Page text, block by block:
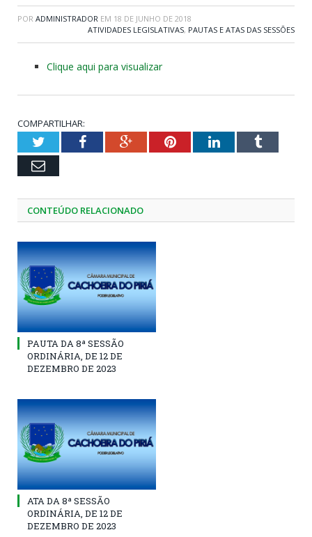
POR ADMINISTRADOR EM 18 DE JUNHO DE 2018
ATIVIDADES LEGISLATIVAS, PAUTAS E ATAS DAS SESSÕES
Clique aqui para visualizar
COMPARTILHAR:
TwitterFacebookGoogle+PinterestLinkedInTumblr
Email
CONTEÚDO RELACIONADO
PAUTA DA 8ª SESSÃO
ORDINÁRIA, DE 12 DE
DEZEMBRO DE 2023
ATA DA 8ª SESSÃO
ORDINÁRIA, DE 12 DE
DEZEMBRO DE 2023